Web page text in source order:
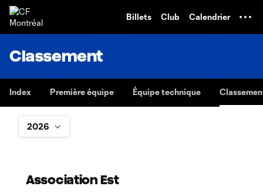
Billets Club Calendrier
Classement
Index Première équipe Équipe technique
Association Est